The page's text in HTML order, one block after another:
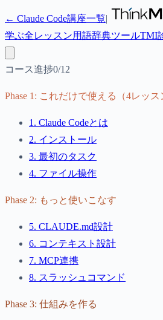
← Claude Code講座一覧|
学ぶ全レッスン用語辞典ツールTMI
コース進捗0/12
Phase 1 : これだけで使える（4レッス
1 . Claude Codeとは
2. インストール
3. 最初のタスク
4. ファイル操作
Phase 2: もっと使いこなす
5. CLAUDE.md設計
6. コンテキスト設計
7. MCP連携
8. スラッシュコマンド
Phase 3: 仕組みを作る